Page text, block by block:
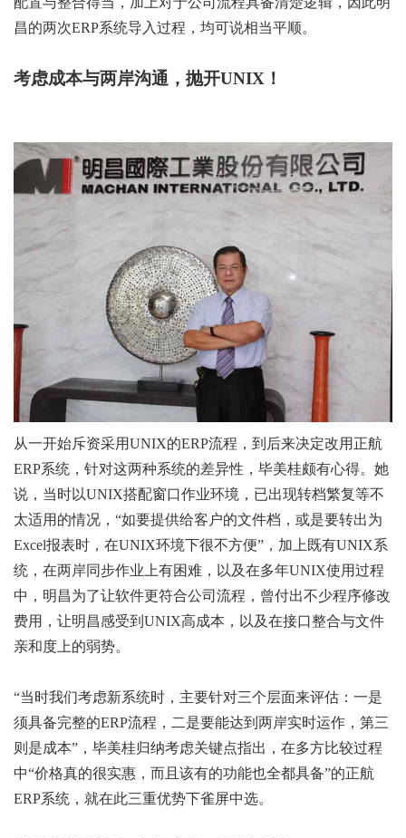
昌的两次ERP系统导入过程，均可说相当平顺。
考虑成本与两岸沟通，抛开UNIX！
从一开始斥资采用UNIX的ERP流程，到后来决定改用正航
ERP系统，针对这两种系统的差异性，毕美桂颇有心得。她
说，当时以UNIX搭配窗口作业环境，已出现转档繁复等不
太适用的情况，“如要提供给客户的文件档，或是要转出为
Excel报表时，在UNIX环境下很不方便”，加上既有UNIX系
统，在两岸同步作业上有困难，以及在多年UNIX使用过程
中，明昌为了让软件更符合公司流程，曾付出不少程序修改
费用，让明昌感受到UNIX高成本，以及在接口整合与文件
亲和度上的弱势。
“当时我们考虑新系统时，主要针对三个层面来评估：一是
须具备完整的ERP流程，二是要能达到两岸实时运作，第三
则是成本”，毕美桂归纳考虑关键点指出，在多方比较过程
中“价格真的很实惠，而且该有的功能也全都具备”的正航
ERP系统，就在此三重优势下雀屏中选。